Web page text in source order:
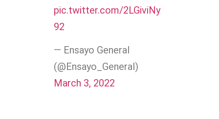
pic.twitter.com/2LGiviNy
92
— Ensayo General
(@Ensayo_General)
March 3, 2022